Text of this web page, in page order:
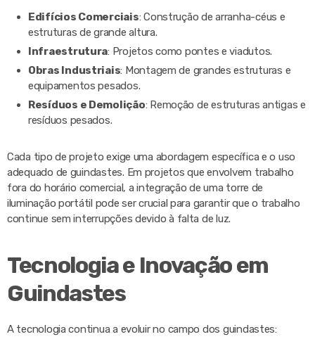
Edifícios Comerciais: Construção de arranha-céus e
estruturas de grande altura.
Infraestrutura: Projetos como pontes e viadutos.
Obras Industriais: Montagem de grandes estruturas e
equipamentos pesados.
Resíduos e Demolição: Remoção de estruturas antigas e
resíduos pesados.
Cada tipo de projeto exige uma abordagem específica e o uso
adequado de guindastes. Em projetos que envolvem trabalho
fora do horário comercial, a integração de uma torre de
iluminação portátil pode ser crucial para garantir que o trabalho
continue sem interrupções devido à falta de luz.
Tecnologia e Inovação em
Guindastes
A tecnologia continua a evoluir no campo dos guindastes: